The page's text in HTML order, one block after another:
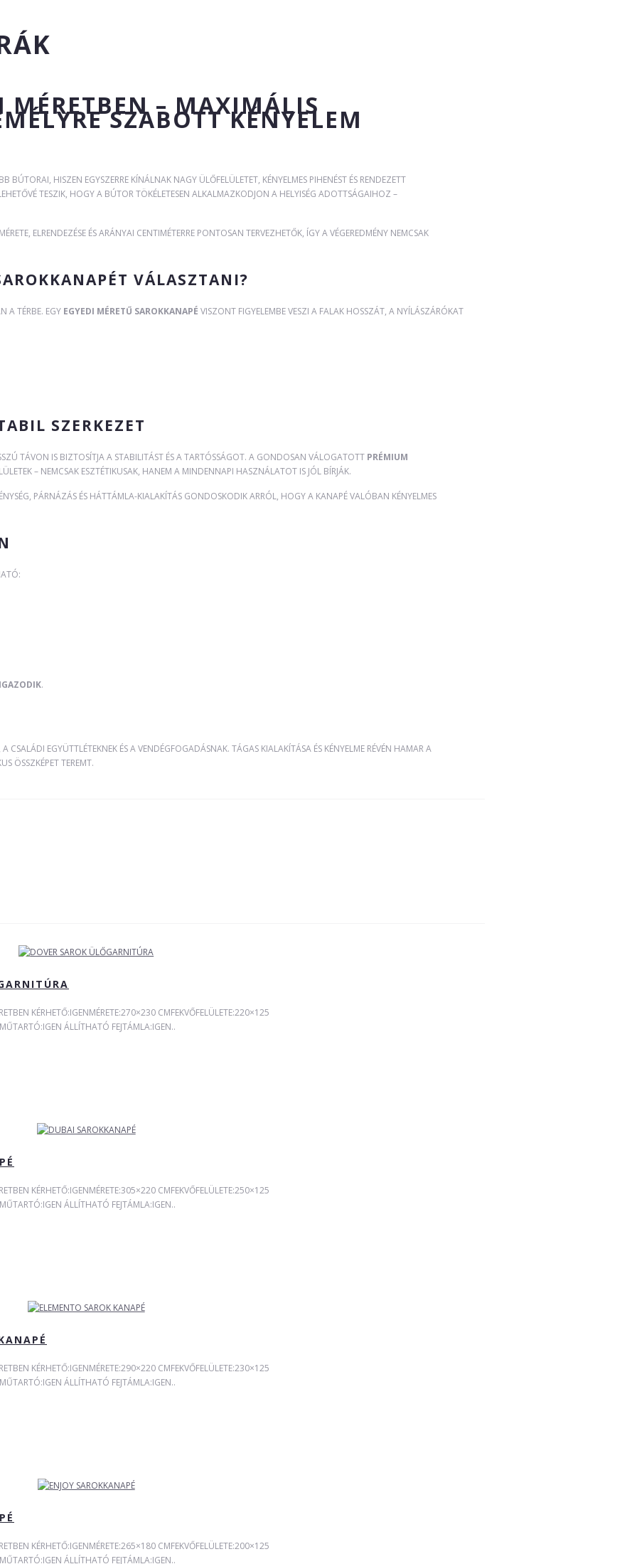
MÉRETBEN – MAXIMÁLIS
SZABOTT KÉNYELEM
BÚTORAI, HISZEN EGYSZERRE KÍNÁLNAK NAGY ÜLŐFELÜLETET, KÉNYELMES PIHENÉST ÉS RENDEZETT
TESZIK, HOGY A BÚTOR TÖKÉLETESEN ALKALMAZKODJON A HELYISÉG ADOTTSÁGAIHOZ –
ELRENDEZÉSE ÉS ARÁNYAI CENTIMÉTERRE PONTOSAN TERVEZHETŐK, ÍGY A VÉGEREDMÉNY NEMCSAK
VÁLASZTANI?
A TÉRBE. EGY EGYEDI MÉRETŰ SAROKKANAPÉ VISZONT FIGYELEMBE VESZI A FALAK HOSSZÁT, A NYÍLÁSZÁRÓKAT
SZERKEZET
TÁVON IS BIZTOSÍTJA A STABILITÁST ÉS A TARTÓSSÁGOT. A GONDOSAN VÁLOGATOTT PRÉMIUM
– NEMCSAK ESZTÉTIKUSAK, HANEM A MINDENNAPI HASZNÁLATOT IS JÓL BÍRJÁK.
PÁRNÁZÁS ÉS HÁTTÁMLA-KIALAKÍTÁS GONDOSKODIK ARRÓL, HOGY A KANAPÉ VALÓBAN KÉNYELMES
.
CSALÁDI EGYÜTTLÉTEKNEK ÉS A VENDÉGFOGADÁSNAK. TÁGAS KIALAKÍTÁSA ÉS KÉNYELME RÉVÉN HAMAR A
ÖSSZKÉPET TEREMT.
KÉRHETŐ:IGENMÉRETE:270×230 CMFEKVŐFELÜLETE:220×125
ÁLLÍTHATÓ FEJTÁMLA:IGEN..
KÉRHETŐ:IGENMÉRETE:305×220 CMFEKVŐFELÜLETE:250×125
ÁLLÍTHATÓ FEJTÁMLA:IGEN..
KÉRHETŐ:IGENMÉRETE:290×220 CMFEKVŐFELÜLETE:230×125
ÁLLÍTHATÓ FEJTÁMLA:IGEN..
KÉRHETŐ:IGENMÉRETE:265×180 CMFEKVŐFELÜLETE:200×125
ÁLLÍTHATÓ FEJTÁMLA:IGEN..